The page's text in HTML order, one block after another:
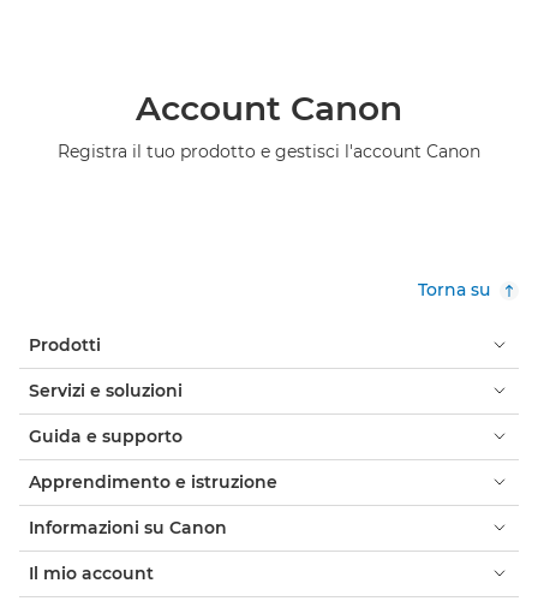
Account Canon
Registra il tuo prodotto e gestisci l'account Canon
Torna su
Prodotti
Servizi e soluzioni
Guida e supporto
Apprendimento e istruzione
Informazioni su Canon
Il mio account